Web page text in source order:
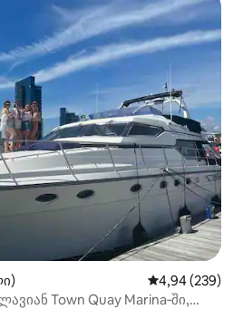
საშუალო
4,94 (239)
Town Quay Marina‑ში,